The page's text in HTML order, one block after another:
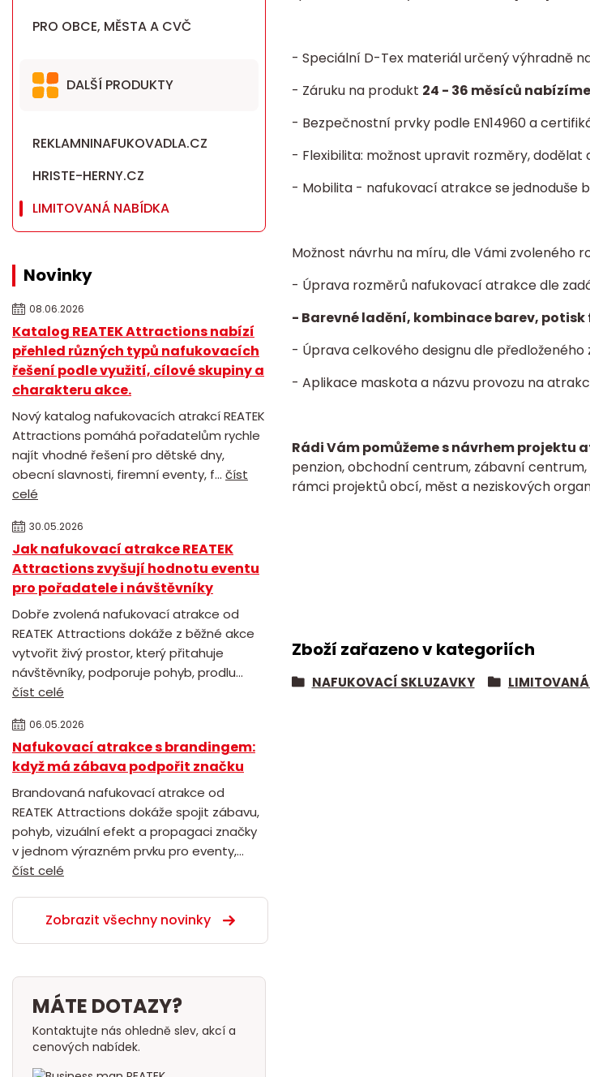
PRO OBCE, MĚSTA A CVČ
DALŠÍ PRODUKTY
REKLAMNINAFUKOVADLA.CZ
HRISTE-HERNY.CZ
LIMITOVANÁ NABÍDKA
Novinky
08.06.2026
Katalog REATEK Attractions nabízí
přehled různých typů nafukovacích
řešení podle využití, cílové skupiny a
charakteru akce.
Nový katalog nafukovacích atrakcí REATEK
Attractions pomáhá pořadatelům rychle
najít vhodné řešení pro dětské dny,
obecní slavnosti, firemní eventy, f... číst
celé
30.05.2026
Jak nafukovací atrakce REATEK
Attractions zvyšují hodnotu eventu
pro pořadatele i návštěvníky
Dobře zvolená nafukovací atrakce od
REATEK Attractions dokáže z běžné akce
vytvořit živý prostor, který přitahuje
návštěvníky, podporuje pohyb, prodlu...
číst celé
06.05.2026
Nafukovací atrakce s brandingem:
když má zábava podpořit značku
Brandovaná nafukovací atrakce od
REATEK Attractions dokáže spojit zábavu,
pohyb, vizuální efekt a propagaci značky
v jednom výrazném prvku pro eventy,...
číst celé
Zobrazit všechny novinky
MÁTE DOTAZY?
Kontaktujte nás ohledně slev, akcí a
cenových nabídek.
- Speciální D-Tex materiál určený výhradně
- Záruku na produkt 24 - 36 měsíců
- Bezpečnostní prvky podle EN14960 a
- Flexibilita: možnost upravit rozměry, dodělat
- Mobilita - nafukovací atrakce se jednoduše
Možnost návrhu na míru, dle Vámi zvoleného
- Úprava rozměrů nafukovací atrakce dle
- Barevné ladění, kombinace barev,
- Úprava celkového designu dle
- Aplikace maskota a názvu provozu na
Rádi Vám pomůžeme s návrhem projektu
penzion, obchodní centrum, zábavní
rámci projektů obcí, měst a neziskových
Zboží zařazeno v kategoriích
NAFUKOVACÍ SKLUZAVKY